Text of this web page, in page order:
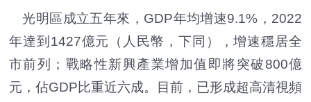
光明區成立五年來，GDP年均增速9.1%，2022
年達到1427億元（人民幣，下同），增速穩居全
市前列；戰略性新興產業增加值即將突破800億
元，佔GDP比重近六成。目前，已形成超高清視頻